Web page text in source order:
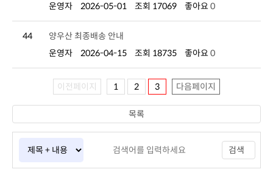
운영자
2026-05-01 조회 17069 좋아요 0
44
양우산 최종배송 안내
운영자
2026-04-15 조회 18735 좋아요 0
이전페이지 1 2 3 다음페이지
검색
목록